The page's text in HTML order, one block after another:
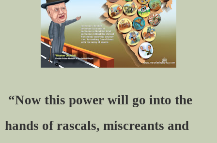
“Now this power will go into the
hands of rascals, miscreants and